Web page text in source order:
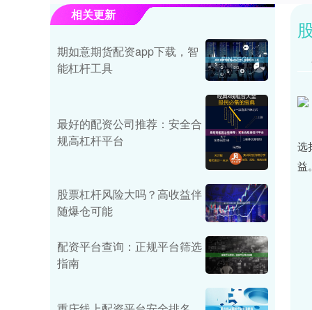
选
益。
相关更新
期如意期货配资app下载，智
能杠杆工具
最好的配资公司推荐：安全合
规高杠杆平台
股票杠杆风险大吗？高收益伴
随爆仓可能
配资平台查询：正规平台筛选
指南